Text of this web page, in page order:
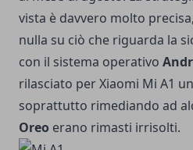
vista è davvero molto
nulla su ciò che riguarda la
con il sistema operativo
rilasciato per Xiaomi Mi A1
soprattutto rimediando ad
Oreo erano rimasti irrisolti.